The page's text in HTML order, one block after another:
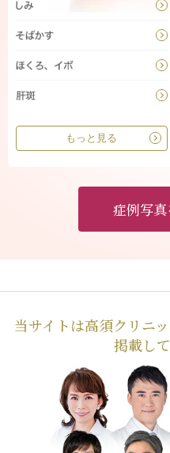
もっと見る
症例写
当サイトは高須クリニ
掲載し